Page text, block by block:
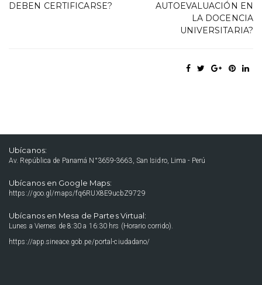
DEBEN CERTIFICARSE?
AUTOEVALUACIÓN EN
LA DOCENCIA
UNIVERSITARIA?
Ubícanos:
Av. República de Panamá N°3659-3663, San Isidro, Lima - Perú
Ubícanos en Google Maps:
https://goo.gl/maps/fq6RUX8E9ucbZ9729
Ubícanos en Mesa de Partes Virtual:
Lunes a Viernes de 8:30 a 16:30 hrs (Horario corrido).
https://app.sineace.gob.pe/portal-ciudadano/